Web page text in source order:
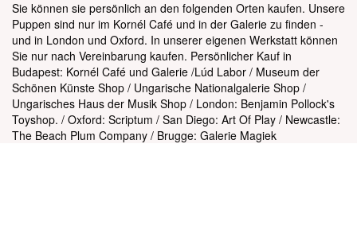
Sie können sie persönlich an den folgenden Orten kaufen. Unsere
Puppen sind nur im Kornél Café und in der Galerie zu finden -
und in London und Oxford. In unserer eigenen Werkstatt können
Sie nur nach Vereinbarung kaufen. Persönlicher Kauf in
Budapest: Kornél Café und Galerie /Lúd Labor / Museum der
Schönen Künste Shop / Ungarische Nationalgalerie Shop /
Ungarisches Haus der Musik Shop / London: Benjamin Pollock's
Toyshop. / Oxford: Scriptum / San Diego: Art Of Play / Newcastle:
The Beach Plum Company / Brugge: Galerie Magiek